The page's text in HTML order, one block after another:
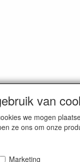
van
we mogen
ze ons om onze
Marketing